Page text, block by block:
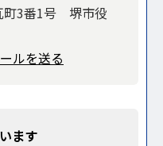
町3番1号 堺市役
ルを送る
ます